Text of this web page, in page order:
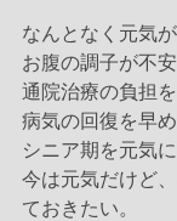
なんとなく元気が
お腹の調子が不安
通院治療の負担を
病気の回復を早め
シニア期を元気
今は元気だけど
ておきたい。